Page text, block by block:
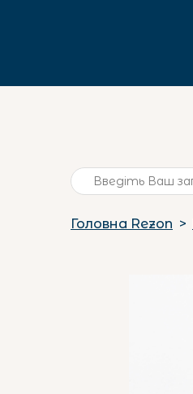
Головна Rezon